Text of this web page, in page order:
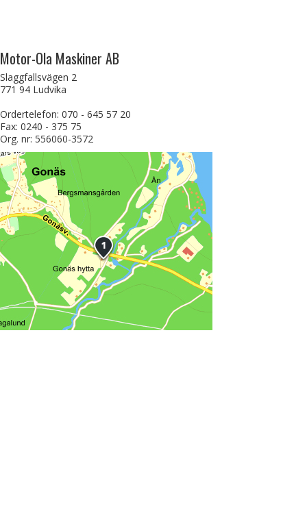
Motor-Ola Maskiner AB
Slaggfallsvägen 2
771 94 Ludvika
Ordertelefon: 070 - 645 57 20
Fax: 0240 - 375 75
Org. nr: 556060-3572